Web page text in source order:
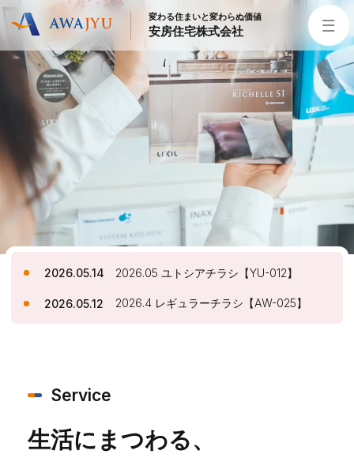
トップページ
安房住宅の得意なこと
リフォーム事業 外装事業
新築住宅事業
不動産事業
インテリア事業
給湯器事業
大型物件事業
安房住宅について
スタッフ紹介
大型工事施工事例
採用情報
変わる住まいと変わらぬ価値
安房住宅株式会社
2026.05.14 2026.05 ユトシアチラシ【YU-012】
2026.05.12 2026.4 レギュラーチラシ【AW-025】
Service
生活にまつわる、